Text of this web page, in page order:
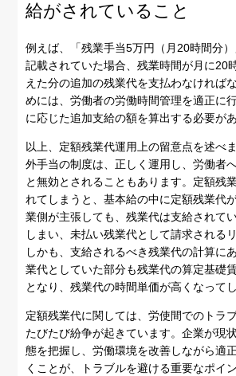
給がされていること
例えば、「残業手当5万円（月20時間分
記載されていた場合、残業時間が月に20
えた分の追加の残業代を支払わなければ
めには、労働者の労働時間管理を適正に
に応じた追加支給の額を算出する必要があ
以上、定額残業代運用上の留意点を述べ
外手当の制度は、正しく運用し、労働者
と無効とされることもあります。定額残
れてしまうと、基本給の中に定額残業代
業側が主張しても、残業代は支給されて
しまい、未払い残業代として請求される
しかも、支給されるべき残業代の計算に
業代としていた部分も残業代の算定基礎
となり、残業代の時間単価が高くなって
定額残業代に関しては、労使間でのトラ
たびたび紛争が起きています。企業が現
態を把握し、労働環境を改善しながら適
くことが、トラブルを避ける重要なポイ